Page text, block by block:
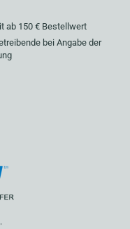
ab 150 € Bestellwert
bei Angabe der